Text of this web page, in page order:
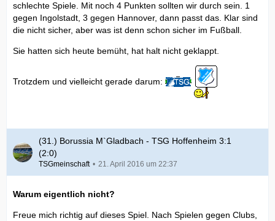
schlechte Spiele. Mit noch 4 Punkten sollten wir durch sein. 1
gegen Ingolstadt, 3 gegen Hannover, dann passt das. Klar sind
die nicht sicher, aber was ist denn schon sicher im Fußball.
Sie hatten sich heute bemüht, hat halt nicht geklappt.
Trotzdem und vielleicht gerade darum:
(31.) Borussia M`Gladbach - TSG Hoffenheim 3:1
(2:0)
TSGmeinschaft 21. April 2016 um 22:37
Warum eigentlich nicht?
Freue mich richtig auf dieses Spiel. Nach Spielen gegen Clubs,